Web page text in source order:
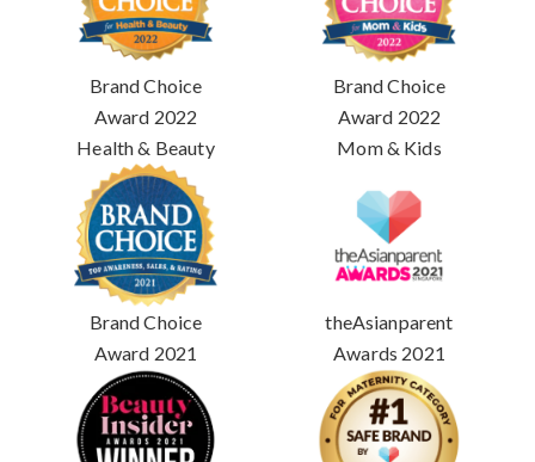
Brand Choice
Award 2022
Health & Beauty
Brand Choice
Award 2022
Mom & Kids
Brand Choice
Award 2021
theAsianparent
Awards 2021